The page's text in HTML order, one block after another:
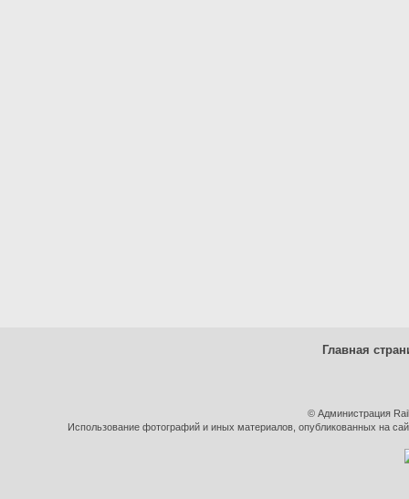
Главная
© Администрация
Использование фотографий и иных материалов, опубликованных на